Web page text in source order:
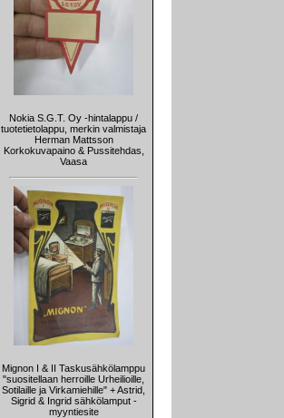
Nokia S.G.T. Oy -hintalappu /
tuotetietolappu, merkin valmistaja
Herman Mattsson
Korkokuvapaino & Pussitehdas,
Vaasa
Mignon I & II Taskusähkölamppu
"suositellaan herroille Urheilioille,
Sotilaille ja Virkamiehille" + Astrid,
Sigrid & Ingrid sähkölamput -
myyntiesite